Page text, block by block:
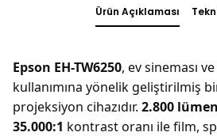
Ürün Açıklaması
Epson EH-TW6250, ev sineması
kullanımına yönelik geliştirilmiş
projeksiyon cihazıdır. 2.800 lümen
35.000:1 kontrast oranı ile film,